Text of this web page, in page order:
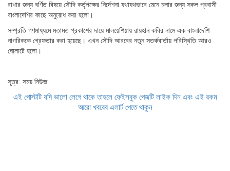
রাখার জন্য বর্ণিত বিষয়ে সৌদি কর্তৃপক্ষের নির্দেশনা যথাযথভাবে মেনে চলার জন্য সকল প্রবাসী
বাংলাদেশির কাছে অনুরোধ করা হলো।
সম্প্রতি গণমাধ্যমে মতামত প্রকাশের দায়ে মালয়েশিয়ায় রায়হান কবির নামে এক বাংলাদেশি
নাগরিককে গ্রেফতার করা হয়েছে। এখন সৌদি আরবের নতুন সতর্কবার্তায় পরিস্থিতি আরও
ঘোলাটে হলো।
সূত্র: সময় নিউজ
এই পোস্টটি যদি ভালো লেগে থাকে তাহলে ফেইসবুক পেজটি লাইক দিন এবং এই রকম
আরো খবরের এলার্ট পেতে থাকুন